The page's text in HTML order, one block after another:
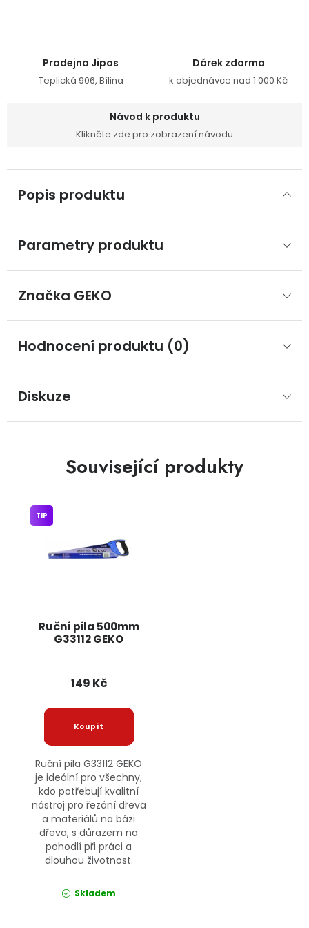
Prodejna Jipos
Teplická 906, Bílina
Dárek zdarma
k objednávce nad 1 000 Kč
Návod k produktu
Klikněte zde pro zobrazení návodu
Popis produktu
Parametry produktu
Značka GEKO
Hodnocení produktu (0)
Diskuze
Související produkty
Ruční pila 500mm
G33112 GEKO
TIP
149 Kč
Ruční pila G33112 GEKO
je ideální pro všechny,
kdo potřebují kvalitní
nástroj pro řezání dřeva
a materiálů na bázi
dřeva, s důrazem na
pohodlí při práci a
dlouhou životnost.
Skladem